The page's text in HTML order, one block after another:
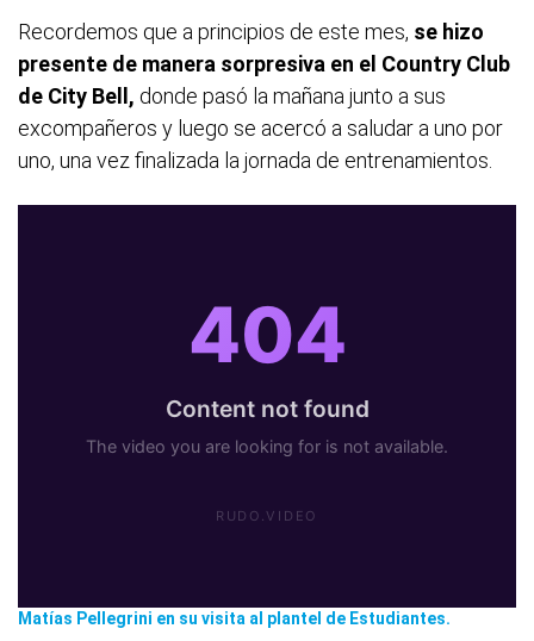
Recordemos que a principios de este mes, se hizo
presente de manera sorpresiva en el Country Club
de City Bell, donde pasó la mañana junto a sus
excompañeros y luego se acercó a saludar a uno por
uno, una vez finalizada la jornada de entrenamientos.
Matías Pellegrini en su visita al plantel de Estudiantes.